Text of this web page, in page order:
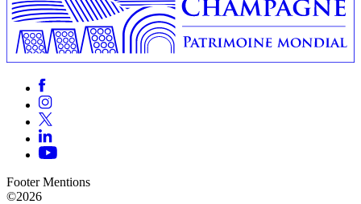
Footer Mentions
©2026